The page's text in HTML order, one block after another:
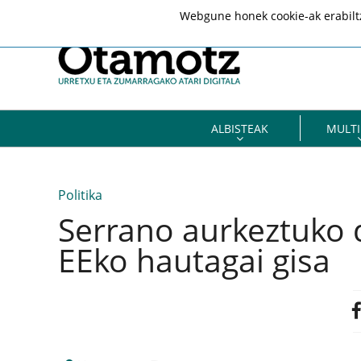
ALBISTEAK
Politika
Serrano aurkeztuko
EEko hautagai gisa
Webgune honek cookie-ak